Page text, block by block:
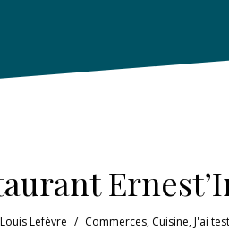
Louis Lefèvre Commerces, Cuisine,J'ai